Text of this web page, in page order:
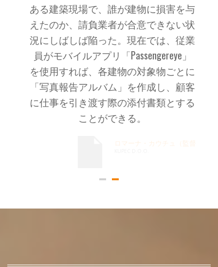
ある建築現場で、誰が建物に損害を与
えたのか、請負業者が合意できない状
況にしばしば陥った。現在では、従業
員がモバイルアプリ「Passengereye」
を使用すれば、各建物の対象物ごとに
「写真報告アルバム」を作成し、顧客
に仕事を引き渡す際の添付書類とする
ことができる。
ロマーナ・カウチュ（監督